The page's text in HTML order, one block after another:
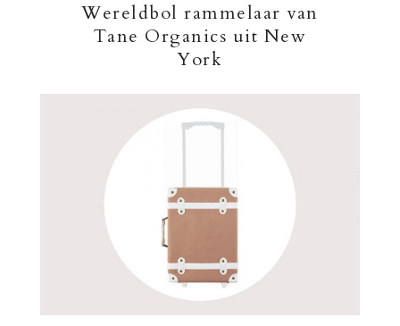
Wereldbol rammelaar van
Tane Organics uit New
York